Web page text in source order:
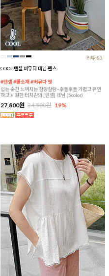
리뷰:83
COOL 텐셀 버뮤다 데님 팬츠
#텐셀 #쿨소재 #버뮤다 핏
입는 순간 느껴지는 찰랑찰랑~후들후들 가볍고 유연
하고 시원한 터치감의 [텐셀] 데님 (5color)
27,800원 34,500원 19%